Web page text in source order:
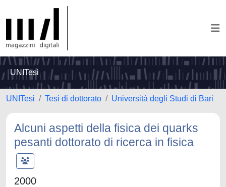
UNITesi
UNITesi Tesi di dottorato Università degli Studi di Bari
Alcuni aspetti della fisica dei quarks
pesanti dottorato di ricerca in fisica
2000